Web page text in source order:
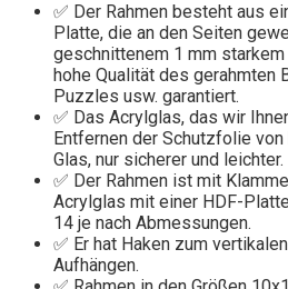
✅ Der Rahmen besteht aus
Platte, die an den Seiten
geschnittenem 1 mm
hohe Qualität des gerahmten
Puzzles usw. garantiert.
✅ Das Acrylglas, das wir
Entfernen der Schutzfolie
Glas, nur sicherer und leichter.
✅ Der Rahmen ist mit
Acrylglas mit einer HDF-
14 je nach Abmessungen.
✅ Er hat Haken zum
Aufhängen.